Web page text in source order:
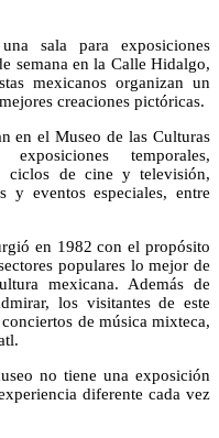
sala para exposiciones
semana en la Calle Hidalgo,
mexicanos organizan un
creaciones pictóricas.
en el Museo de las Culturas
temporales,
ciclos de cine y televisión,
y eventos especiales, entre
en 1982 con el propósito
populares lo mejor de
mexicana. Además de
los visitantes de este
de música mixteca,
no tiene una exposición
diferente cada vez